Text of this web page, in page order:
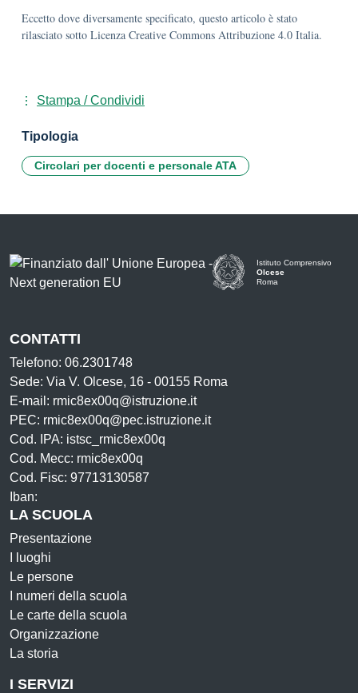
Eccetto dove diversamente specificato, questo articolo è stato
rilasciato sotto Licenza Creative Commons Attribuzione 4.0 Italia.
Stampa / Condividi
Tipologia
Circolari per docenti e personale ATA
Istituto Comprensivo
Olcese
Roma
CONTATTI
Telefono: 06.2301748
Sede: Via V. Olcese, 16 - 00155 Roma
E-mail: rmic8ex00q@istruzione.it
PEC: rmic8ex00q@pec.istruzione.it
Cod. IPA: istsc_rmic8ex00q
Cod. Mecc: rmic8ex00q
Cod. Fisc: 97713130587
Iban:
LA SCUOLA
Presentazione
I luoghi
Le persone
I numeri della scuola
Le carte della scuola
Organizzazione
La storia
I SERVIZI